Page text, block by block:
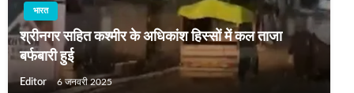
भारत
श्रीनगर सहित कश्मीर के अधिकांश हिस्सों में कल ताजा
बर्फबारी हुई
Editor 6 जनवरी 2025